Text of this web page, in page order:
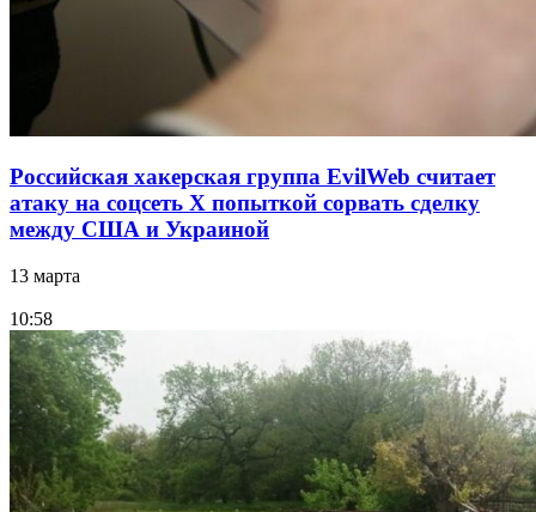
Российская хакерская группа EvilWeb считает
атаку на соцсеть Х попыткой сорвать сделку
между США и Украиной
13 марта
10:58